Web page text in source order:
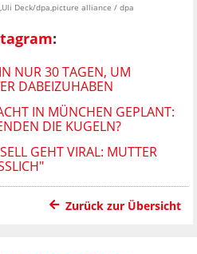
Deck/dpa,picture alliance / dpa
:
NUR 30 TAGEN, UM
DABEIZUHABEN
IN MÜNCHEN GEPLANT:
DIE KUGELN?
GEHT VIRAL: MUTTER
Zurück zur Übersicht